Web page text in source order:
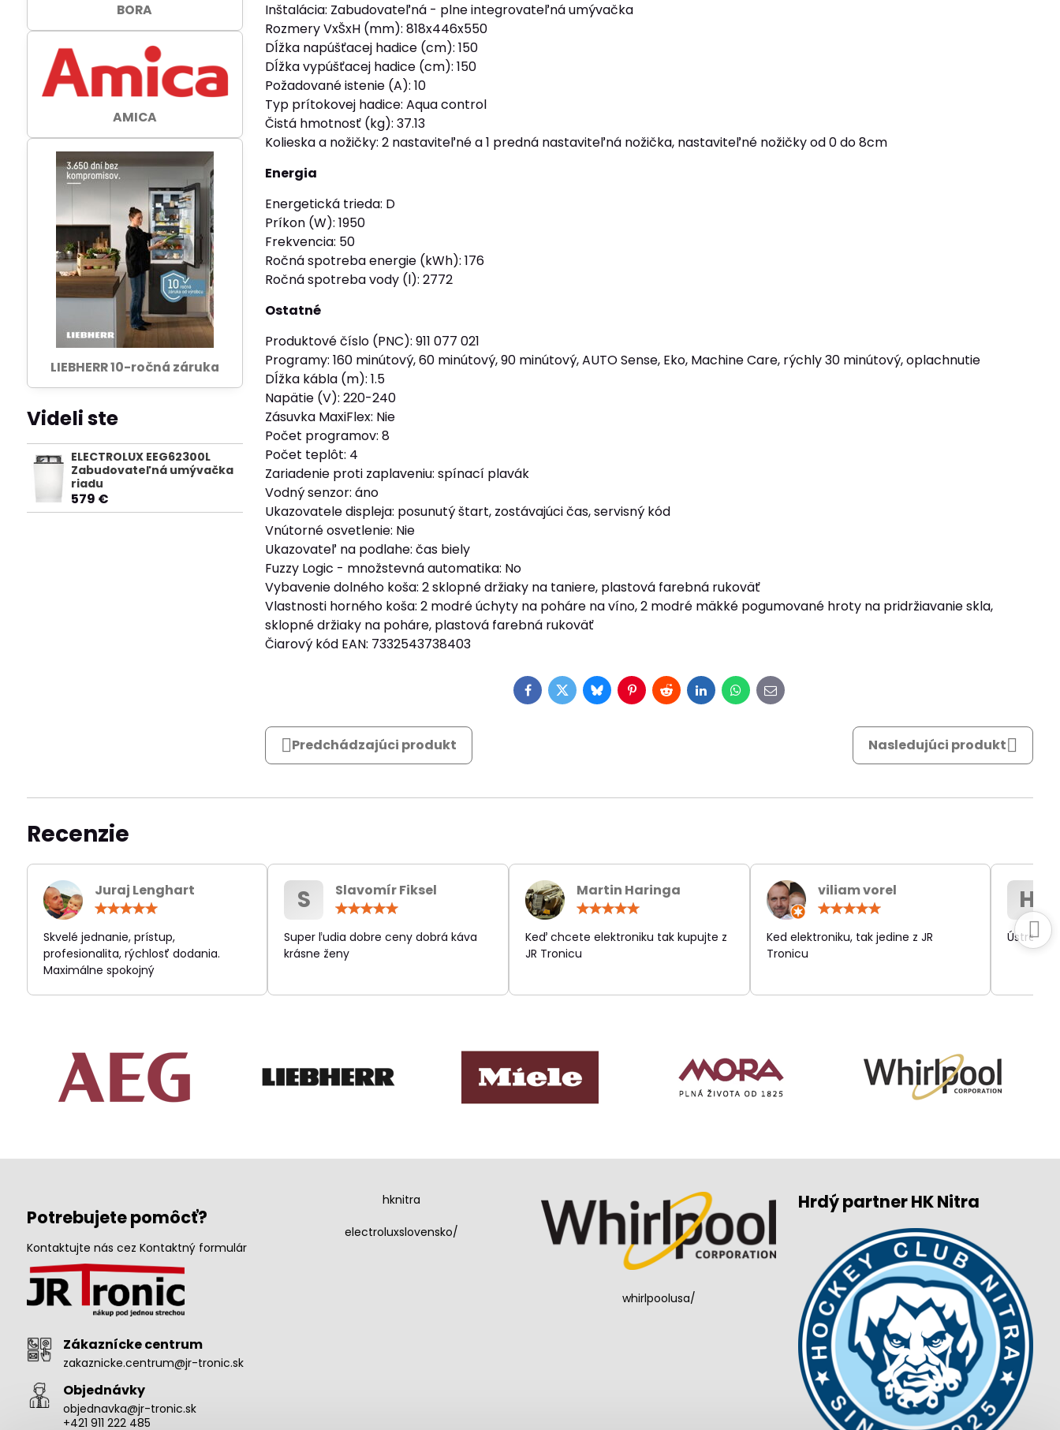
Inštalácia: Zabudovateľná - plne integrovateľná umývačka
Rozmery VxŠxH (mm): 818x446x550
Dĺžka napúšťacej hadice (cm): 150
Dĺžka vypúšťacej hadice (cm): 150
Požadované istenie (A): 10
Typ prítokovej hadice: Aqua control
Čistá hmotnosť (kg): 37.13
Kolieska a nožičky: 2 nastaviteľné a 1 predná nastaviteľná nožička, nastaviteľné nožičky od 0 do 8cm
Energia
Energetická trieda: D
Príkon (W): 1950
Frekvencia: 50
Ročná spotreba energie (kWh): 176
Ročná spotreba vody (l): 2772
Ostatné
Produktové číslo (PNC): 911 077 021
Programy: 160 minútový, 60 minútový, 90 minútový, AUTO Sense, Eko, Machine Care, rýchly 30 minútový, oplachnutie
Dĺžka kábla (m): 1.5
Napätie (V): 220-240
Zásuvka MaxiFlex: Nie
Počet programov: 8
Počet teplôt: 4
Zariadenie proti zaplaveniu: spínací plavák
Vodný senzor: áno
Ukazovatele displeja: posunutý štart, zostávajúci čas, servisný kód
Vnútorné osvetlenie: Nie
Ukazovateľ na podlahe: čas biely
Fuzzy Logic - množstevná automatika: No
Vybavenie dolného koša: 2 sklopné držiaky na taniere, plastová farebná rukoväť
Vlastnosti horného koša: 2 modré úchyty na poháre na víno, 2 modré mäkké pogumované hroty na pridržiavanie skla,
sklopné držiaky na poháre, plastová farebná rukoväť
Čiarový kód EAN: 7332543738403
Facebook
TwitterBlueskyPinterest
RedditLinkedInWhatsApp
E-
mail
Predchádzajúci produkt Nasledujúci produkt
BORA
AMICA
LIEBHERR 10-ročná záruka
Videli ste
ELECTROLUX EEG62300L
Zabudovateľná umývačka
riadu
579 €
Recenzie
Juraj Lenghart
Skvelé jednanie, prístup,
profesionalita, rýchlosť dodania.
Maximálne spokojný
S
Slavomír Fiksel
/
5
Super ľudia dobre ceny dobrá káva
krásne ženy
Martin Haringa
/
5
Keď chcete elektroniku tak kupujte z
JR Tronicu
viliam vorel
/
5
Ked elektroniku, tak jedine z JR
Tronicu
H
Potrebujete pomôcť?
Kontaktujte nás cez Kontaktný formulár
Zákaznícke centrum
zakaznicke.centrum@jr-tronic.sk
Objednávky
objednavka@jr-tronic.sk
+421 911 222 485
hknitra
electroluxslovensko/
whirlpoolusa/
Hrdý partner HK Nitra